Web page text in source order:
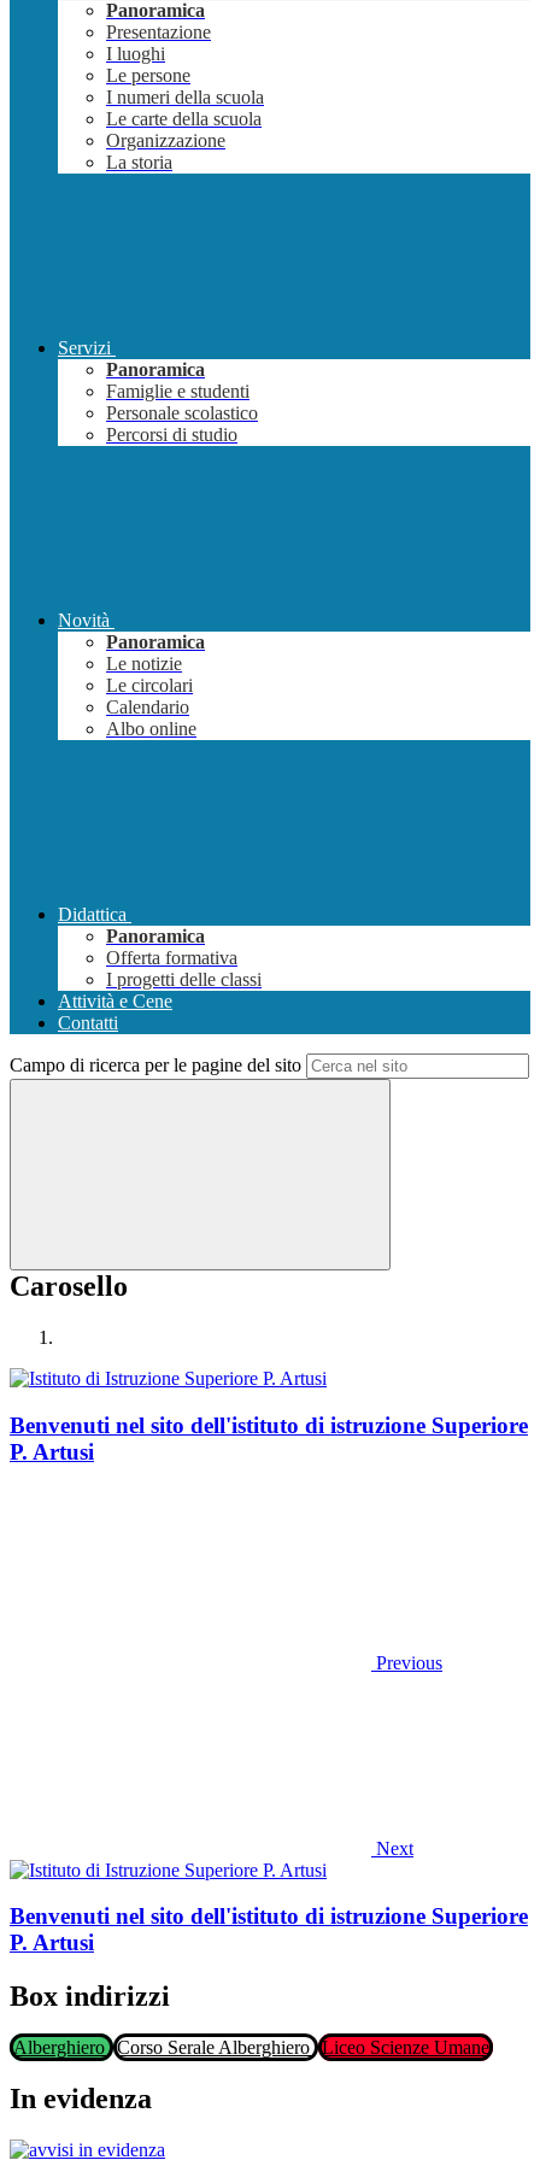
Panoramica
Presentazione
I luoghi
Le persone
I numeri della scuola
Le carte della scuola
Organizzazione
La storia
Servizi
Panoramica
Famiglie e studenti
Personale scolastico
Percorsi di studio
Novità
Panoramica
Le notizie
Le circolari
Calendario
Albo online
Didattica
Panoramica
Offerta formativa
I progetti delle classi
Attività e Cene
Contatti
Campo di ricerca per le pagine del sito
Carosello
Benvenuti nel sito dell'istituto di istruzione Superiore
P. Artusi
Previous
Next
Benvenuti nel sito dell'istituto di istruzione Superiore
P. Artusi
Box indirizzi
Alberghiero Corso Serale Alberghiero Liceo Scienze Umane
In evidenza